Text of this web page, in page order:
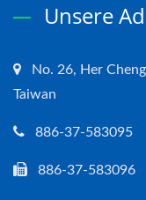
Unsere
No. 26, Her
Taiwan
886-37-583095
886-37-583096